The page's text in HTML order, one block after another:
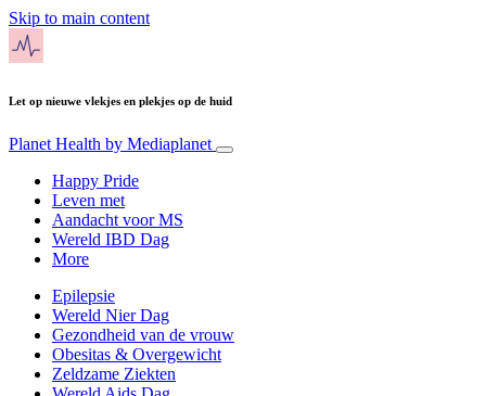
Skip to main content
Let op nieuwe vlekjes en plekjes op de huid
Planet Health by Mediaplanet
Happy Pride
Leven met
Aandacht voor MS
Wereld IBD Dag
More
Epilepsie
Wereld Nier Dag
Gezondheid van de vrouw
Obesitas & Overgewicht
Zeldzame Ziekten